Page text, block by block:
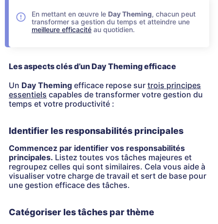
En mettant en œuvre le Day Theming, chacun peut
transformer sa gestion du temps et atteindre une
meilleure efficacité au quotidien.
Les aspects clés d’un Day Theming efficace
Un Day Theming efficace repose sur trois principes
essentiels capables de transformer votre gestion du
temps et votre productivité :
Identifier les responsabilités principales
Commencez par identifier vos responsabilités
principales. Listez toutes vos tâches majeures et
regroupez celles qui sont similaires. Cela vous aide à
visualiser votre charge de travail et sert de base pour
une gestion efficace des tâches.
Catégoriser les tâches par thème